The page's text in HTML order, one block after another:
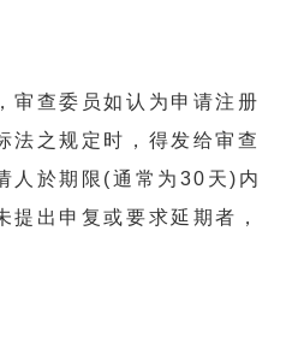
审查委员如认为申请注册
法之规定时，得发给审查
人於期限(通常为30天)内
提出申复或要求延期者，